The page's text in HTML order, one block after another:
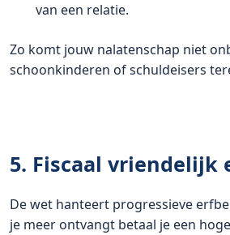
van een relatie.
Zo komt jouw nalatenschap niet
schoonkinderen of schuldeisers
5. Fiscaal vriendelijk
De wet hanteert progressieve
je meer ontvangt betaal je een